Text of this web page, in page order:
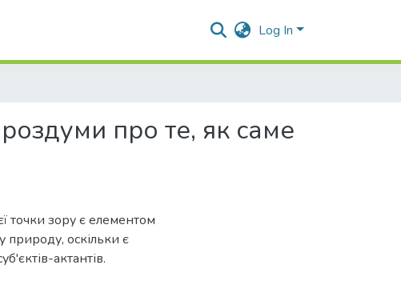
Log In
про те, як саме
точки зору є елементом
природу, оскільки є
актантів.